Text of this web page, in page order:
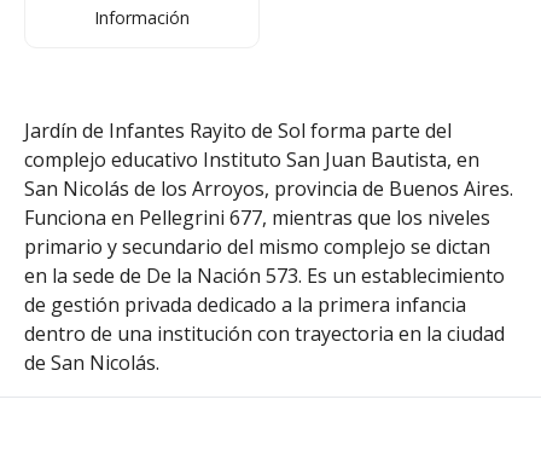
Información
Jardín de Infantes Rayito de Sol forma parte del
complejo educativo Instituto San Juan Bautista, en
San Nicolás de los Arroyos, provincia de Buenos Aires.
Funciona en Pellegrini 677, mientras que los niveles
primario y secundario del mismo complejo se dictan
en la sede de De la Nación 573. Es un establecimiento
de gestión privada dedicado a la primera infancia
dentro de una institución con trayectoria en la ciudad
de San Nicolás.